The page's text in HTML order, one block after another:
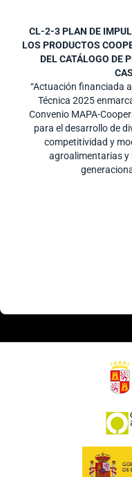
CL-2-3 PLAN DE
LOS PRODUCTOS
DEL CATÁLOGO DE
“Actuación financiada
Técnica 2025
Convenio MAPA-
para el desarrollo de
competitividad y
agroalimentarias y